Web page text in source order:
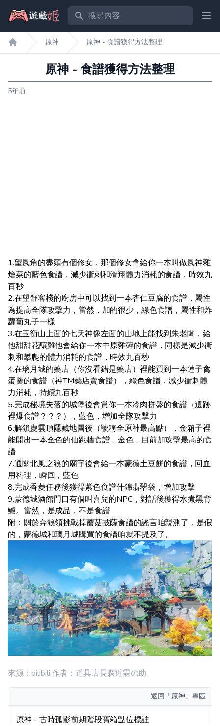
搜尋內容
遊戲姬首頁
原神 原神 - 食譜獲得方法整理
原神 - 食譜獲得方法整理
5年前
1.望風角的盡頭有個修女，那個修女會給你一本叫做風神雜
燴菜的藍色食譜，減少衝刺和滑翔體力消耗的食譜，時效九
百秒
2.在望舒客棧的廚房中可以找到一本杏仁豆腐的食譜，屬性
為提高全隊攻擊力，當然，加的很少，綠色食譜，屬性和炸
蘿蔔丸子一樣
3.在玉衡山上面的七天神像左面的山地上能找到朱老闆，給
他甜甜花釀雞他會給你一本中原雜碎的食譜，同樣是減少衝
刺和攀爬的體力消耗的食譜，時效九百秒
4.在璃月城的藥店（你沒看錯是藥店）裡能買到一本蓮子禽
蛋羹的食譜（神TM藥店賣食譜），綠色食譜，減少衝刺體
力消耗，持續九百秒
5.完成秘境失落的城堡後會賞你一本冷肉拼盤的食譜（遺跡
裡爆食譜？？？），藍色，增加全隊攻擊力
6.解鎖慶雲頂隱藏地圖後（號稱全原神最高點），金箱子裡
能開出一本金色的仙跳牆食譜，金色，目前加攻擊最高的食
譜
7.通關北風之狼的廟宇後會給一本蒙德土豆餅的食譜，回血
用料理，瞬回，藍色
8.完成香菱任務後獲得紫色食譜什錦翡翠袋，增加攻擊
9.蒙德城酒館門口有個叫喜兒的NPC，對話後獲得水煮黑背
鱸。當然，是成品，不是食譜
附：關於奔狼領挑戰掉蘑菇披薩食譜的謠言咱親測了，是假
的，蒙德城和璃月城購買的食譜咱就不提及了。
來源：bilibili 作者：道具店長森近霖の助
返回 「原神」專區
原神 - 古時孤影前期階段寶箱點位標註